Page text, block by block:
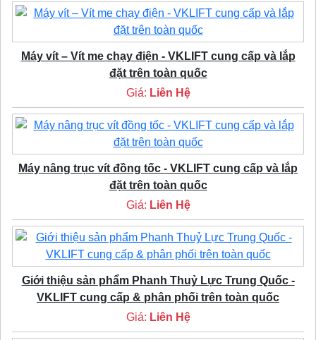
Máy vít – Vít me chạy điện - VKLIFT cung cấp và lắp
đặt trên toàn quốc
Giá: Liên Hệ
Máy nâng trục vít đồng tốc - VKLIFT cung cấp và lắp
đặt trên toàn quốc
Giá: Liên Hệ
Giới thiệu sản phẩm Phanh Thuỷ Lực Trung Quốc -
VKLIFT cung cấp & phân phối trên toàn quốc
Giá: Liên Hệ